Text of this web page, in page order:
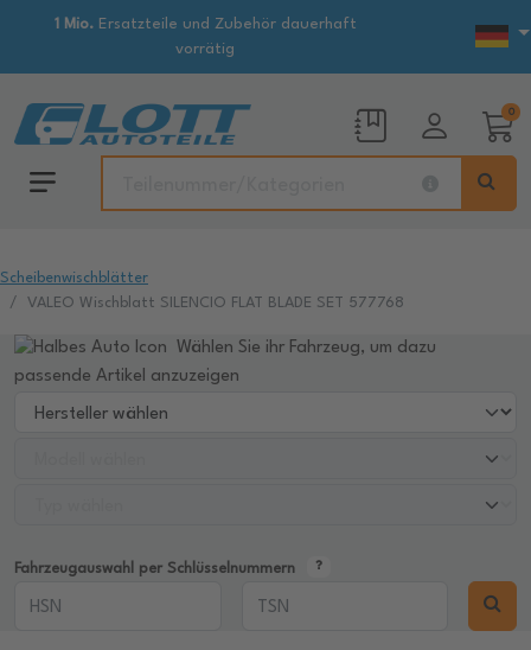
1 Mio.Ersatzteile und Zubehör dauerhaft
vorrätig
0
Scheibenwischblätter
VALEO Wischblatt SILENCIO FLAT BLADE SET 577768
Wählen Sie ihr Fahrzeug, um dazu
passende Artikel anzuzeigen
Fahrzeugauswahl per Schlüsselnummern